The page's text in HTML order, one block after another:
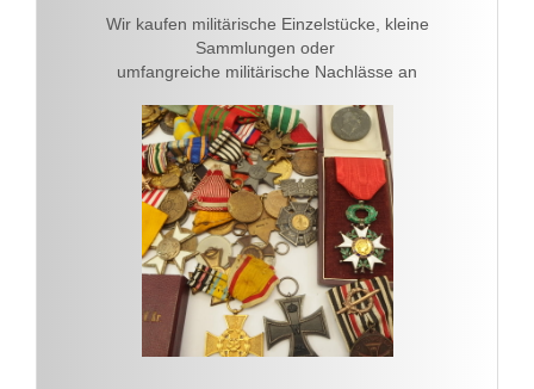
Wir kaufen militärische Einzelstücke, kleine
Sammlungen oder
umfangreiche militärische Nachlässe an